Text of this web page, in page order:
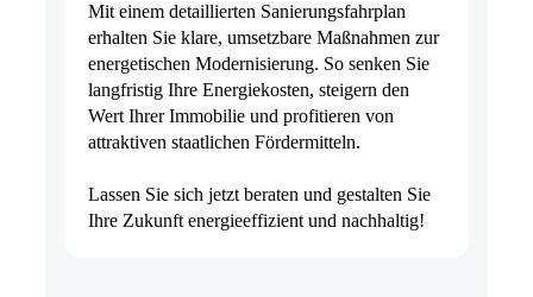
Mit einem detaillierten Sanierungsfahrplan
erhalten Sie klare, umsetzbare Maßnahmen zur
energetischen Modernisierung. So senken Sie
langfristig Ihre Energiekosten, steigern den
Wert Ihrer Immobilie und profitieren von
attraktiven staatlichen Fördermitteln.
Lassen Sie sich jetzt beraten und gestalten Sie
Ihre Zukunft energieeffizient und nachhaltig!